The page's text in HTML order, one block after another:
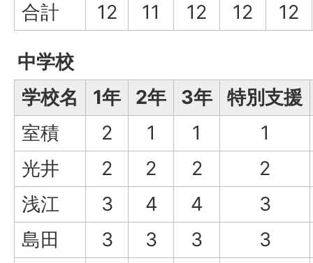
合計
12 11 12 12 12
中学校
学校名
1年 2年 3年
特別支援
室積
2 1 1
1
光井
2 2 2
2
浅江
3 4 4
3
島田
3 3 3
3